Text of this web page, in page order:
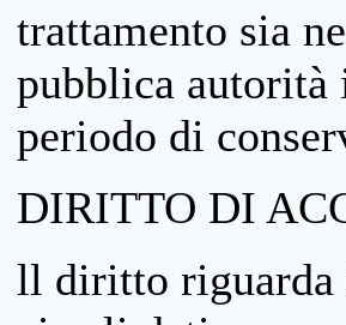
trattamento sia
pubblica autorità
periodo di
DIRITTO DI
ll diritto riguarda